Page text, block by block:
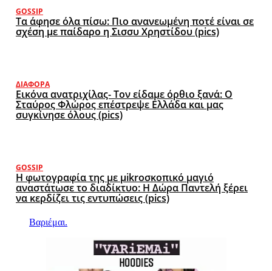
GOSSIP
Τα άφησε όλα πίσω: Πιο ανανεωμένη ποτέ είναι σε
σχέση με παίδαρο η Σισσυ Χρηστίδου (pics)
ΔΙΆΦΟΡΑ
Εικόνα ανατριχίλας- Τον είδαμε όρθιο ξανά: Ο
Σταύρος Φλώρος επέστρεψε Ελλάδα και μας
συγκίνησε όλους (pics)
GOSSIP
Η φωτογραφία της με μikroσκοπικό μαγιό
αναστάτωσε το διαδίκτυο: Η Δώρα Παντελή ξέρει
να κερδίζει τις εντυπώσεις (pics)
Βαριέμαι.